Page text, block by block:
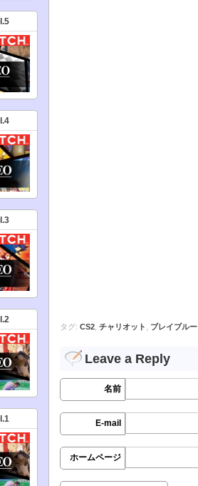
タグ: CS2 チャリオット ブレイブルー
Leave a Reply
名前
E-mail
ホームページ